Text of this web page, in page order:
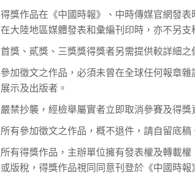
得獎作品在《中國時報》、中時傳媒官網發
在大陸地區媒體發表和彙編刊印時，亦不另支
首獎、貳獎、三獎獎得獎者另需提供較詳細
參加徵文之作品，必須未曾在全球任何報章
展示及出版者。
嚴禁抄襲，經檢舉屬實者立即取消參賽及得
所有參加徵文之作品，概不退件，請自留底稿
所有得獎作品，主辦單位擁有發表權及轉載
或版稅，得獎作品視同同意刊登於《中國時